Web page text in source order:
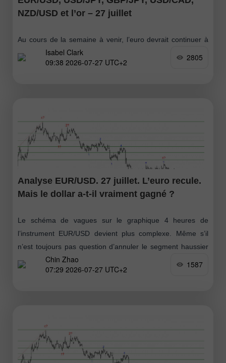
NZD/USD et l’or – 27 juillet
Au cours de la semaine à venir, l’euro devrait continuer à
évoluer latéralement, avec un possible mouvement en
direction de la zone de résistance. Un test de la limite
Isabel Clark
09:38 2026-07-27 UTC+2
2805
Analyse EUR/USD. 27 juillet. L’euro recule.
Mais le dollar a-t-il vraiment gagné ?
Le schéma de vagues sur le graphique 4 heures de
l’instrument EUR/USD devient plus complexe. Même s’il
n’est toujours pas question d’annuler le segment haussier
de tendance qui a commencé
Chin Zhao
07:29 2026-07-27 UTC+2
1587